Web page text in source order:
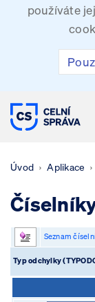
používáte
Úvod Aplikace
Seznam
Typ odchylky